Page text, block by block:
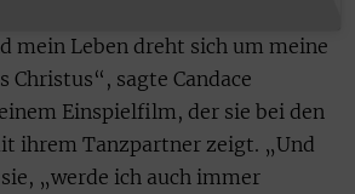
mein Leben dreht sich um meine
Christus“, sagte Candace
Einspielfilm, der sie bei den
ihrem Tanzpartner zeigt. „Und
„werde ich auch immer